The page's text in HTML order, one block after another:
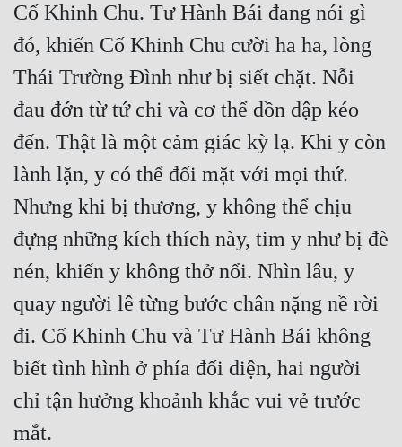
Dã Sử
Dị Giới
Dị Năng
Gia Đấu
Góc Nhìn Nam
Góc Nhìn Nữ
Huyền Huyễn
Huyền Nghi
Hài Hước
Hệ Thống
Cố Khinh Chu. Tư Hành Bái đang nói gì
đó, khiến Cố Khinh Chu cười ha ha, lòng
Thái Trường Đình như bị siết chặt. Nỗi
đau đớn từ tứ chi và cơ thể dồn dập kéo
đến. Thật là một cảm giác kỳ lạ. Khi y còn
lành lặn, y có thể đối mặt với mọi thứ.
Nhưng khi bị thương, y không thể chịu
đựng những kích thích này, tim y như bị đè
nén, khiến y không thở nổi. Nhìn lâu, y
quay người lê từng bước chân nặng nề rời
đi. Cố Khinh Chu và Tư Hành Bái không
biết tình hình ở phía đối diện, hai người
chỉ tận hưởng khoảnh khắc vui vẻ trước
mắt.